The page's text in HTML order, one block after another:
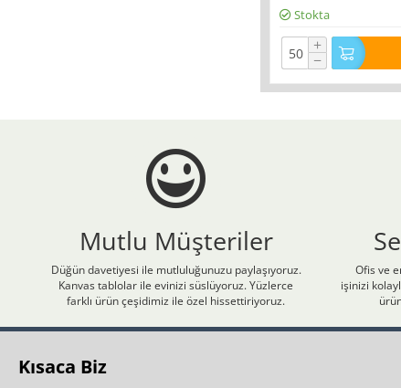
Stokta
+
−
Mutlu Müşteriler
Düğün davetiyesi ile mutluluğunuzu paylaşıyoruz.
Kanvas tablolar ile evinizi süslüyoruz. Yüzlerce
farklı ürün çeşidimiz ile özel hissettiriyoruz.
Ofis ve
işinizi
Kısaca Biz